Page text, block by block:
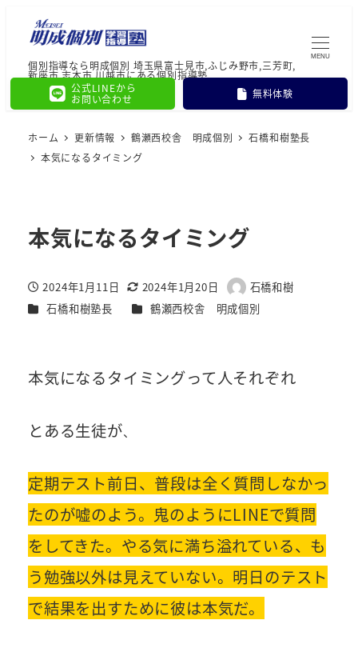
個別指導なら明成個別 埼玉県富士見市,ふじみ野市,三芳町,
新座市,志木市,川越市にある個別指導塾
公式LINEから
お問い合わせ
無料体験
MENU
ホーム 更新情報 鶴瀬西校舎 明成個別
石橋和樹塾長
本気になるタイミング
本気になるタイミング
投稿日
2024年1月11日
更新日
2024年1月20日
著
者
石橋和樹
カテゴリー
石橋和樹塾長 カテゴリー
鶴瀬西校舎 明成個別
本気になるタイミングって人それぞれ
とある生徒が、
定期テスト前日、普段は全く質問しなかっ
たのが嘘のよう。鬼のようにLINEで質問
をしてきた。やる気に満ち溢れている、も
う勉強以外は見えていない。明日のテスト
で結果を出すために彼は本気だ。